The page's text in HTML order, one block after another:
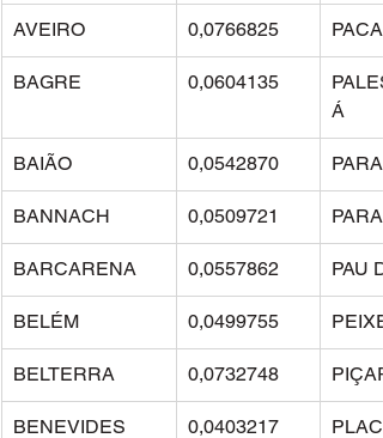
AVEIRO 0,0766825
BAGRE 0,0604135
Á
BAIÃO 0,0542870
BANNACH 0,0509721
BARCARENA 0,0557862 PAU
BELÉM 0,0499755
BELTERRA 0,0732748
BENEVIDES 0,0403217